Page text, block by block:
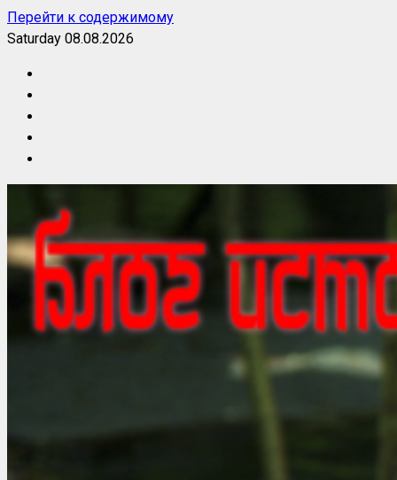
Перейти к содержимому
Saturday 08.08.2026